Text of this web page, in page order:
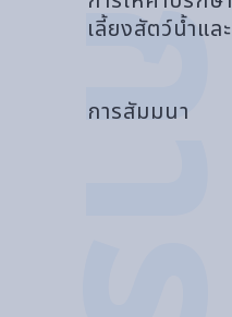
เลี้ยงสัตว์น้ำแ
การสัมมนา